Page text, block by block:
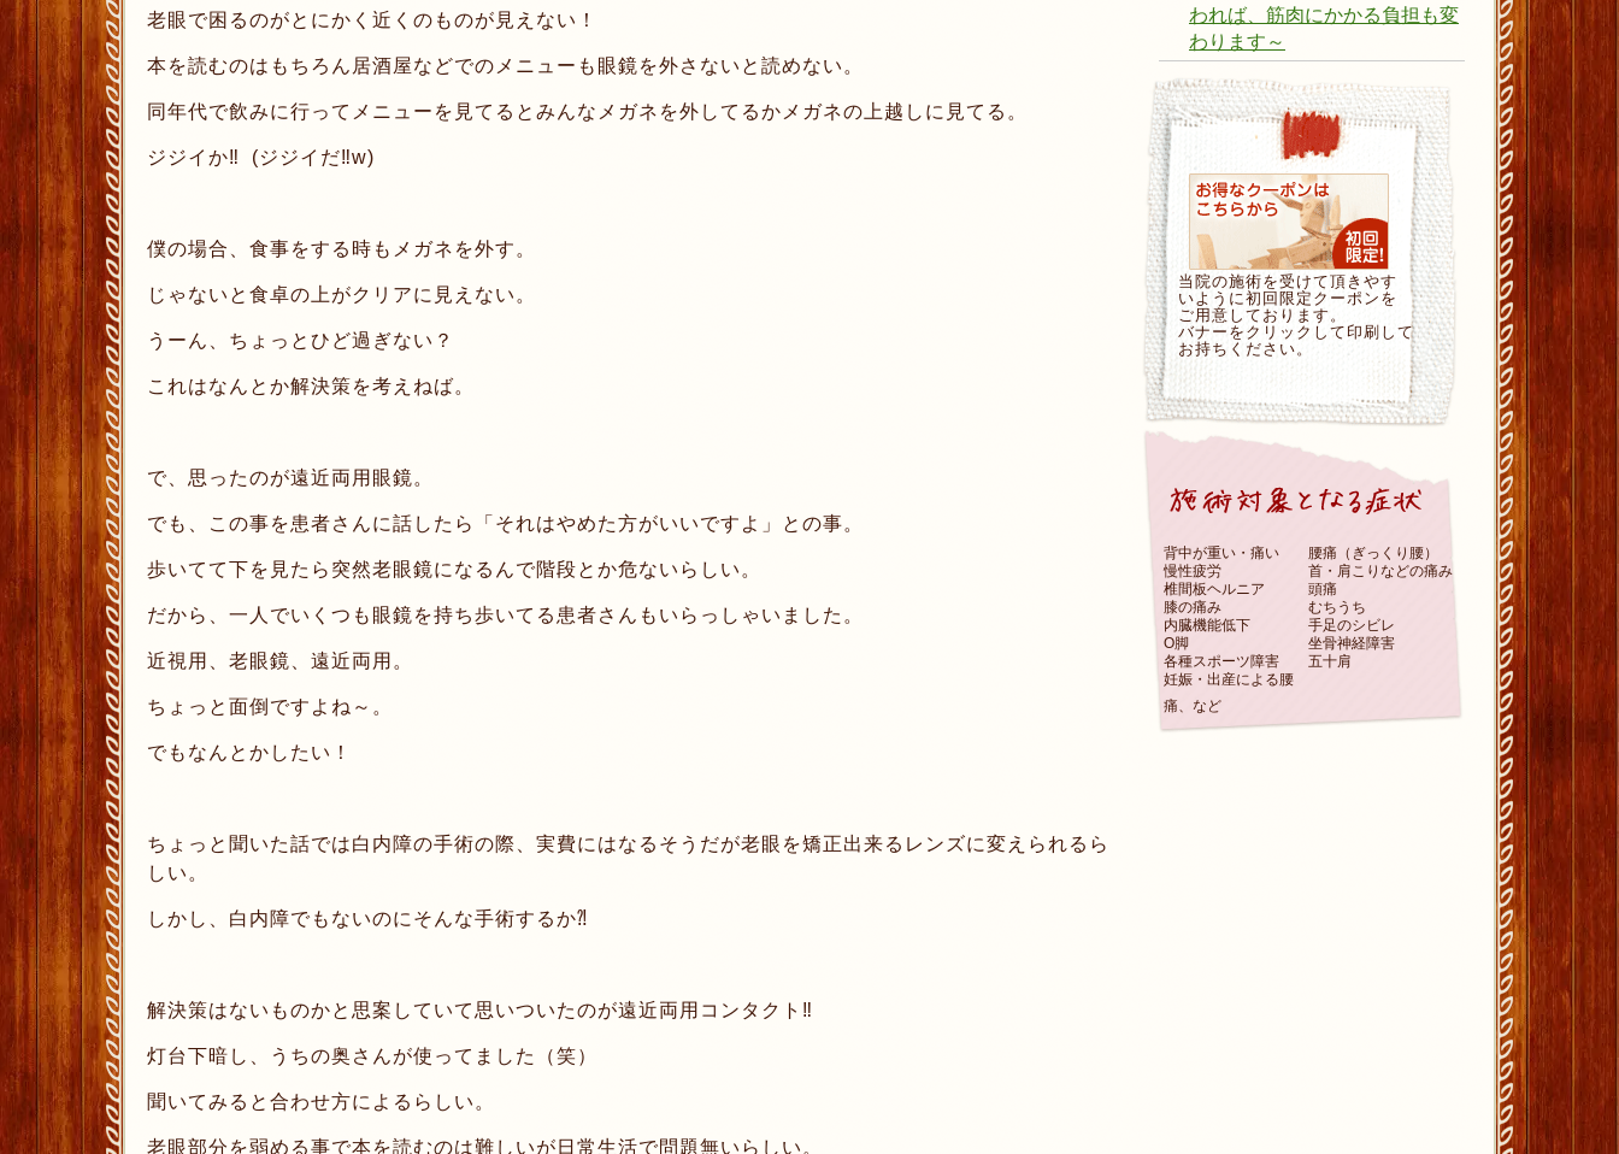
老眼で困るのがとにかく近くのものが見えない！
本を読むのはもちろん居酒屋などでのメニューも眼鏡を外さないと読めない。
同年代で飲みに行ってメニューを見てるとみんなメガネを外してるかメガネの上越しに見てる。
ジジイか‼︎ (ジジイだ‼︎w)
僕の場合、食事をする時もメガネを外す。
じゃないと食卓の上がクリアに見えない。
うーん、ちょっとひど過ぎない？
これはなんとか解決策を考えねば。
で、思ったのが遠近両用眼鏡。
でも、この事を患者さんに話したら「それはやめた方がいいですよ」との事。
歩いてて下を見たら突然老眼鏡になるんで階段とか危ないらしい。
だから、一人でいくつも眼鏡を持ち歩いてる患者さんもいらっしゃいました。
近視用、老眼鏡、遠近両用。
ちょっと面倒ですよね～。
でもなんとかしたい！
ちょっと聞いた話では白内障の手術の際、実費にはなるそうだが老眼を矯正出来るレンズに変えられるら
しい。
しかし、白内障でもないのにそんな手術するか⁈
解決策はないものかと思案していて思いついたのが遠近両用コンタクト‼︎
灯台下暗し、うちの奥さんが使ってました（笑）
聞いてみると合わせ方によるらしい。
老眼部分を弱める事で本を読むのは難しいが日常生活で問題無いらしい。
われば、筋肉にかかる負担も変
わります～
当院の施術を受けて頂きやす
いように初回限定クーポンを
ご用意しております。
バナーをクリックして印刷して
お持ちください。
背中が重い・痛い
腰痛（ぎっくり腰）
慢性疲労
首・肩こりなどの痛み
椎間板ヘルニア
頭痛
膝の痛み
むちうち
内臓機能低下
手足のシビレ
O脚
坐骨神経障害
各種スポーツ障害
五十肩
妊娠・出産による腰
痛、など